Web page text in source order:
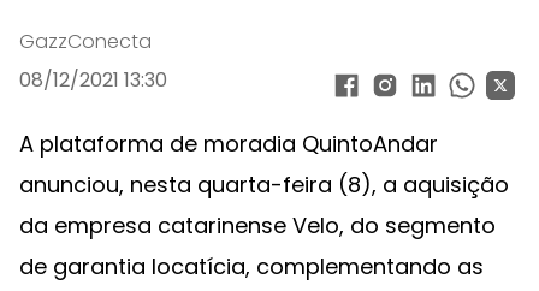
GazzConecta
08/12/2021 13:30
A plataforma de moradia QuintoAndar
anunciou, nesta quarta-feira (8), a aquisição
da empresa catarinense Velo, do segmento
de garantia locatícia, complementando as